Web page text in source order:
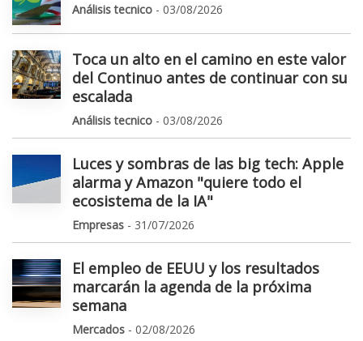
Análisis tecnico - 03/08/2026
Toca un alto en el camino en este valor
del Continuo antes de continuar con su
escalada
Análisis tecnico - 03/08/2026
Luces y sombras de las big tech: Apple
alarma y Amazon "quiere todo el
ecosistema de la IA"
Empresas - 31/07/2026
El empleo de EEUU y los resultados
marcarán la agenda de la próxima
semana
Mercados - 02/08/2026